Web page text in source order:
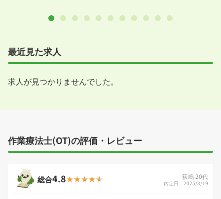
最近見た求人
求人が見つかりませんでした。
作業療法士(OT)の評価・レビュー
総合4.8 荻嶋 20代
内定日：2025/8/19